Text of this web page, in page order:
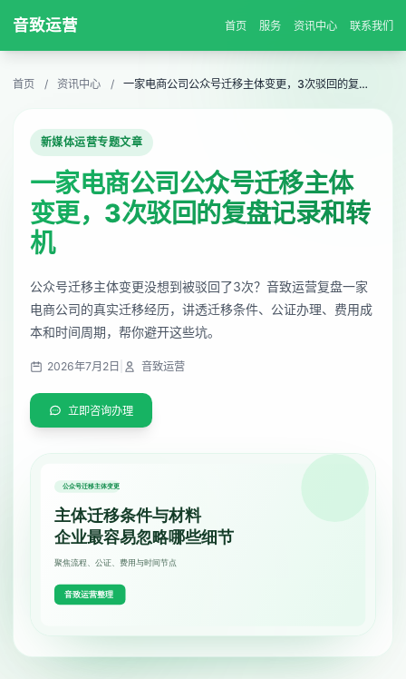
音致运营 首页 服务 资讯中心 联系我们
首页 / 资讯中心 / 一家电商公司公众号迁移主体变更，3次驳回的复盘记录和转机
新媒体运营专题文章
一家电商公司公众号迁移主体
变更，3次驳回的复盘记录和转
机
公众号迁移主体变更没想到被驳回了3次？音致运营复盘一家
电商公司的真实迁移经历，讲透迁移条件、公证办理、费用成
本和时间周期，帮你避开这些坑。
2026年7月2日 音致运营
立即咨询办理